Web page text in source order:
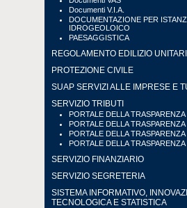
Documenti V.I.A.
DOCUMENTAZIONE PER
IDROGEOLOICO
PAESAGGISTICA
REGOLAMENTO EDILIZIO
PROTEZIONE CIVILE
SUAP SERVIZI ALLE IMPRESE E
SERVIZIO TRIBUTI
PORTALE DELLA
PORTALE DELLA
PORTALE DELLA
PORTALE DELLA TRASPARENZA
SERVIZIO FINANZIARIO
SERVIZIO SEGRETERIA
SISTEMA INFORMATIVO,
TECNOLOGICA E STATISTICA